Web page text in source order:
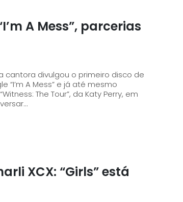
A Mess”, parcerias
cantora divulgou o primeiro disco de
“I’m A Mess” e já até mesmo
The Tour”, da Katy Perry, em
XCX: “Girls” está